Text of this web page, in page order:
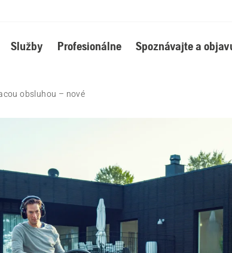
Služby Profesionálne Spoznávajte a
obsluhou – nové